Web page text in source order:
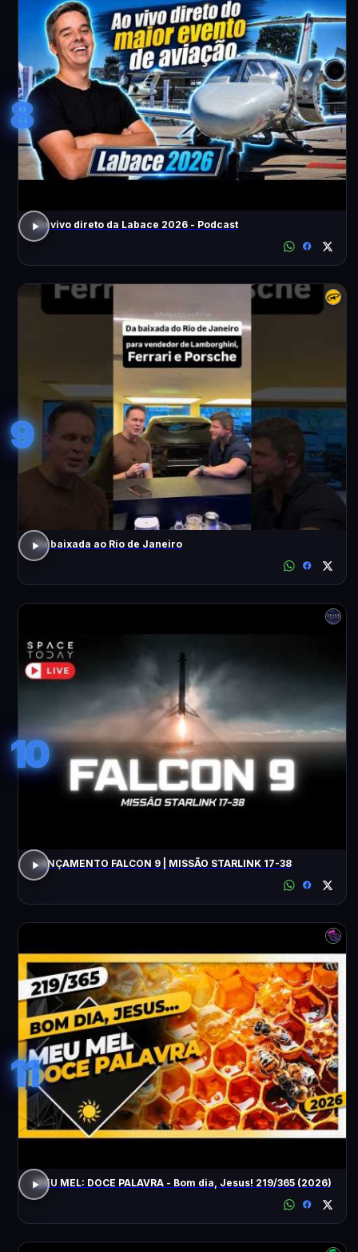
8
Ao vivo direto da Labace 2026 - Podcast
9
Da baixada ao Rio de Janeiro
10
LANÇAMENTO FALCON 9 | MISSÃO STARLINK 17-38
11
MEU MEL: DOCE PALAVRA - Bom dia, Jesus! 219/365 (2026)